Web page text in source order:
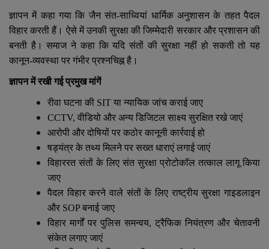
ज्ञापन में कहा गया कि जैन संत-साध्वियां धार्मिक अनुशासन के तहत पैदल
विहार करती हैं। ऐसे में उनकी सुरक्षा की जिम्मेदारी सरकार और प्रशासन की
बनती है। समाज ने कहा कि यदि संतों की सुरक्षा नहीं हो सकती तो यह
कानून-व्यवस्था पर गंभीर प्रश्नचिह्न है।
ज्ञापन में रखी गई प्रमुख मांगें
रीवा घटना की SIT या न्यायिक जांच कराई जाए
CCTV, वीडियो और अन्य डिजिटल साक्ष्य सुरक्षित रखे जाएं
आरोपी और दोषियों पर कठोर कानूनी कार्रवाई हो
षड्यंत्र के तथ्य मिलने पर सख्त धाराएं लगाई जाएं
विहाररत संतों के लिए संत सुरक्षा प्रोटोकॉल तत्काल लागू किया
जाए
पैदल विहार करने वाले संतों के लिए राष्ट्रीय सुरक्षा गाइडलाइन
और SOPबनाई जाए
विहार मार्गों पर पुलिस समन्वय, ट्रैफिक नियंत्रण और चेतावनी
संकेत लगाए जाएं